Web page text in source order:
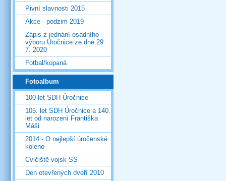
Pivní slavnosti 2015
Akce - podzim 2019
Zápis z jednání osadního
výboru Úročnice ze dne 29.
7. 2020
Fotbal/kopaná
Fotoalbum
100 let SDH Úročnice
105. let SDH Úročnice a 140.
let od narození Františka
Máši
2014 - O nejlepší úročenské
koleno
Cvičiště vojsk SS
Den otevřených dveří 2010